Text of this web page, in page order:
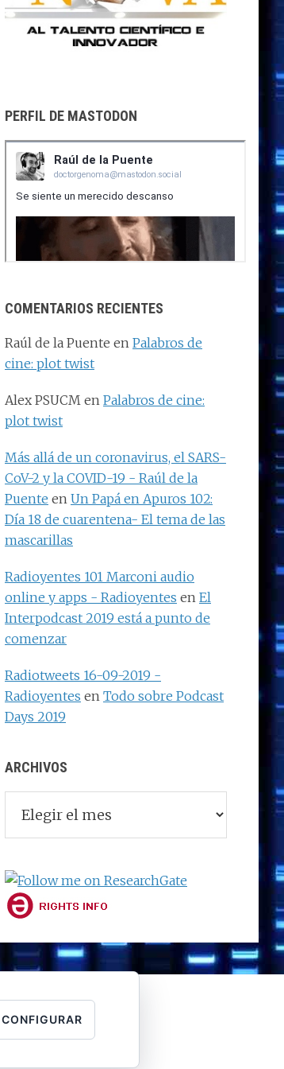
PERFIL DE MASTODON
COMENTARIOS RECIENTES
Raúl de la Puente en Palabros de
cine: plot twist
Alex PSUCM en Palabros de cine:
plot twist
Más allá de un coronavirus, el SARS-
CoV-2 y la COVID-19 - Raúl de la
Puente en Un Papá en Apuros 102:
Día 18 de cuarentena- El tema de las
mascarillas
Radioyentes 101 Marconi audio
online y apps - Radioyentes en El
Interpodcast 2019 está a punto de
comenzar
Radiotweets 16-09-2019 -
Radioyentes en Todo sobre Podcast
Days 2019
ARCHIVOS
CONFIGURAR